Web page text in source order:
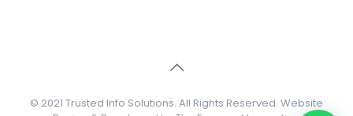
© 2021 Trusted Info Solutions. All Rights Reserved. Website